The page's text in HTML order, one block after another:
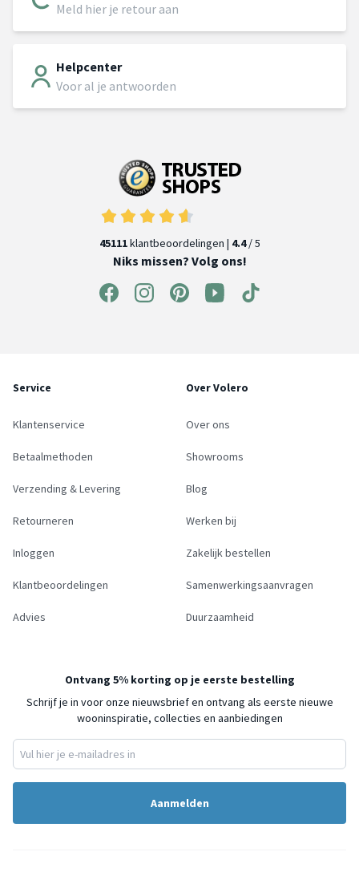
Meld hier je retour aan
Helpcenter
Voor al je antwoorden
45111klantbeoordelingen | 4.4/ 5
Niks missen? Volg ons!
Service
Klantenservice
Betaalmethoden
Verzending & Levering
Retourneren
Inloggen
Klantbeoordelingen
Advies
Over Volero
Over ons
Showrooms
Blog
Werken bij
Zakelijk bestellen
Samenwerkingsaanvragen
Duurzaamheid
Ontvang 5% korting op je eerste bestelling
Schrijf je in voor onze nieuwsbrief en ontvang als eerste nieuwe
wooninspiratie, collecties en aanbiedingen
Aanmelden